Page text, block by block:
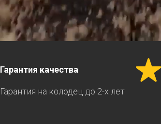
Гарантия качества
Гарантия на колодец до 2-х лет